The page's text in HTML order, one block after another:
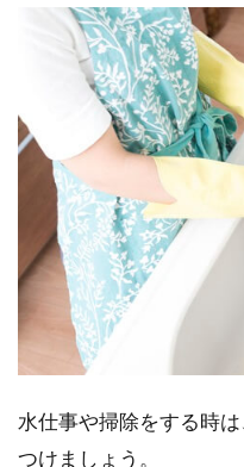
水仕事や掃除をする時
つけましょう。